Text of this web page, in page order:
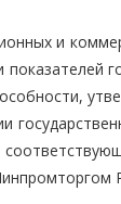
и